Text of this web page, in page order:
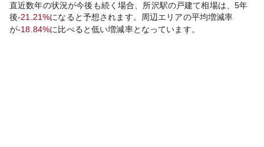
直近数年の状況が今後も続く場合、 所沢駅の戸建て相場は、5年
後-21.21%になると予想されます。周辺エリアの平均増減率
が-18.84%に比べると低い増減率となっています。